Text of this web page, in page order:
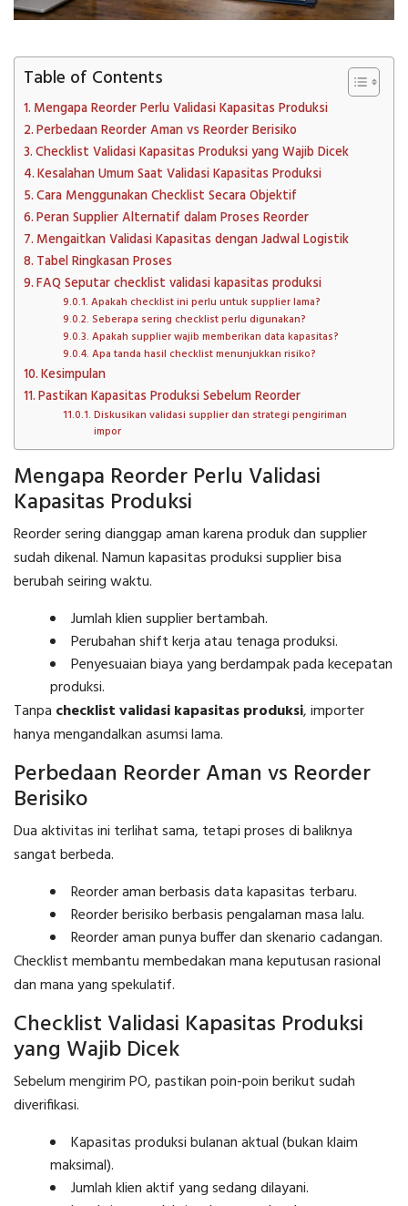
Table of Contents
Mengapa Reorder Perlu Validasi Kapasitas Produksi
Perbedaan Reorder Aman vs Reorder Berisiko
Checklist Validasi Kapasitas Produksi yang Wajib Dicek
Kesalahan Umum Saat Validasi Kapasitas Produksi
Cara Menggunakan Checklist Secara Objektif
Peran Supplier Alternatif dalam Proses Reorder
Mengaitkan Validasi Kapasitas dengan Jadwal Logistik
Tabel Ringkasan Proses
FAQ Seputar checklist validasi kapasitas produksi
Apakah checklist ini perlu untuk supplier lama?
Seberapa sering checklist perlu digunakan?
Apakah supplier wajib memberikan data kapasitas?
Apa tanda hasil checklist menunjukkan risiko?
Kesimpulan
Pastikan Kapasitas Produksi Sebelum Reorder
Diskusikan validasi supplier dan strategi pengiriman
impor
Mengapa Reorder Perlu Validasi
Kapasitas Produksi
Reorder sering dianggap aman karena produk dan supplier
sudah dikenal. Namun kapasitas produksi supplier bisa
berubah seiring waktu.
Jumlah klien supplier bertambah.
Perubahan shift kerja atau tenaga produksi.
Penyesuaian biaya yang berdampak pada kecepatan
produksi.
Tanpa checklist validasi kapasitas produksi, importer
hanya mengandalkan asumsi lama.
Perbedaan Reorder Aman vs Reorder
Berisiko
Dua aktivitas ini terlihat sama, tetapi proses di baliknya
sangat berbeda.
Reorder aman berbasis data kapasitas terbaru.
Reorder berisiko berbasis pengalaman masa lalu.
Reorder aman punya buffer dan skenario cadangan.
Checklist membantu membedakan mana keputusan rasional
dan mana yang spekulatif.
Checklist Validasi Kapasitas Produksi
yang Wajib Dicek
Sebelum mengirim PO, pastikan poin-poin berikut sudah
diverifikasi.
Kapasitas produksi bulanan aktual (bukan klaim
maksimal).
Jumlah klien aktif yang sedang dilayani.